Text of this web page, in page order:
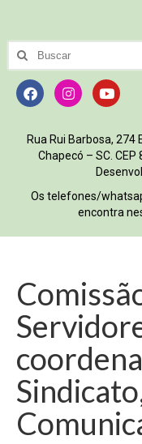
Rua Rui Barbosa, 274
Chapecó – SC.
Os telefones/
encontra